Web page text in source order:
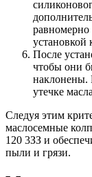
равномерно
установкой
После
чтобы они
наклонены.
утечке
Следуя этим
маслосемные
120 3ЗЗ и
пыли и грязи.